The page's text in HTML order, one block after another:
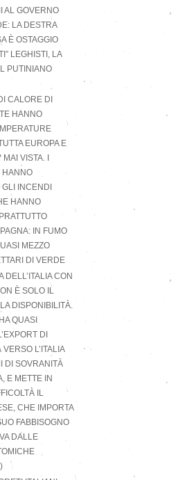
AL GOVERNO
LA DESTRA
È OSTAGGIO
LEGHISTI, LA
PUTINIANO
CALORE DI
HANNO
EUROPA E
MAI VISTA. I
HANNO
INCENDI
HANNO
IN FUMO
MEZZO
DI VERDE
DELL’ITALIA CON
È SOLO IL
DISPONIBILITÀ.
QUASI
DI
L’ITALIA
DI SOVRANITÀ
E METTE IN
IL
CHE IMPORTA
FABBISOGNO
DALLE